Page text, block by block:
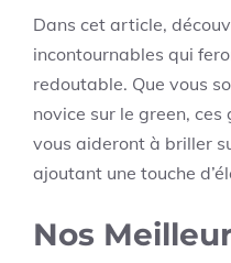
Dans cet article,
incontournables qui
redoutable. Que vous
novice sur le green,
vous aideront à briller
ajoutant une touche
Nos